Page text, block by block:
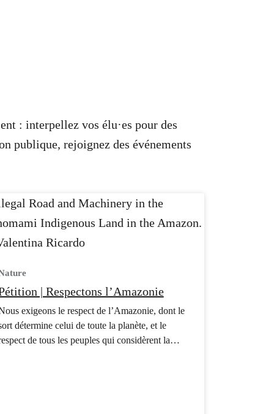
: interpellez vos élu·es pour des
publique, rejoignez des événements
| Respectons l’Amazonie
exigeons le respect de l’Amazonie, dont le
détermine celui de toute la planète, et le
de tous les peuples qui considèrent la